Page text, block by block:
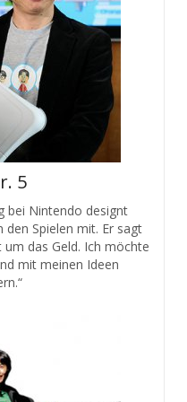
5
bei Nintendo designt
Spielen mit. Er sagt
um das Geld. Ich möchte
mit meinen Ideen